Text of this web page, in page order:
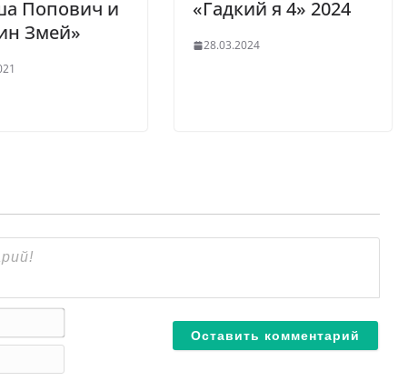
Попович и
Змей»
«Гадкий я 4» 2024
28.03.2024
м
-